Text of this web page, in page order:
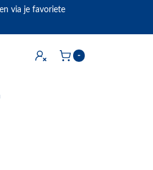
via je favoriete
Inloggen -